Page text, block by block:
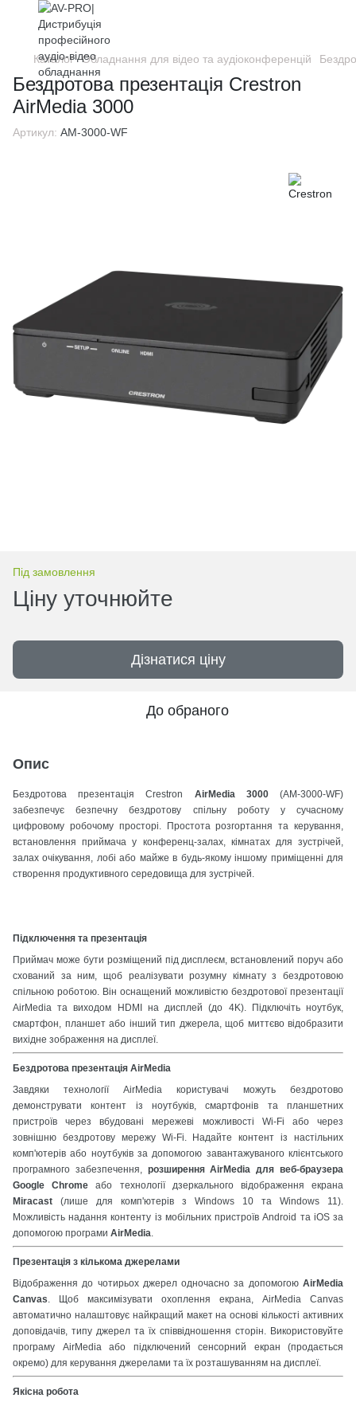
Каталог Обладнання для відео та аудіоконференцій
Бездротова презентація Crestron
AirMedia 3000
Артикул: AM-3000-WF
Під замовлення
Ціну уточнюйте
Дізнатися ціну
До обраного
Опис
Бездротова презентація Crestron AirMedia 3000(AM-3000-WF)
забезпечує безпечну бездротову спільну роботу у сучасному
цифровому робочому просторі. Простота розгортання та керування,
встановлення приймача у конференц-залах, кімнатах для зустрічей,
залах очікування, лобі або майже в будь-якому іншому приміщенні для
створення продуктивного середовища для зустрічей.
Підключення та презентація
Приймач може бути розміщений під дисплеєм, встановлений поруч або
схований за ним, щоб реалізувати розумну кімнату з бездротовою
спільною роботою. Він оснащений можливістю бездротової презентації
AirMedia та виходом HDMI на дисплей (до 4K). Підключіть ноутбук,
смартфон, планшет або інший тип джерела, щоб миттєво відобразити
вихідне зображення на дисплеї.
Бездротова презентація AirMedia
Завдяки технології AirMedia користувачі можуть бездротово
демонструвати контент із ноутбуків, смартфонів та планшетних
пристроїв через вбудовані мережеві можливості Wi-Fi або через
зовнішню бездротову мережу Wi-Fi. Надайте контент із настільних
комп'ютерів або ноутбуків за допомогою завантажуваного клієнтського
програмного забезпечення, розширення AirMedia для веб-браузера
Google Chrome або технології дзеркального відображення екрана
Miracast (лише для комп'ютерів з Windows 10 та Windows 11).
Можливість надання контенту із мобільних пристроїв Android та iOS за
допомогою програми AirMedia.
Презентація з кількома джерелами
Відображення до чотирьох джерел одночасно за допомогою AirMedia
Canvas. Щоб максимізувати охоплення екрана, AirMedia Canvas
автоматично налаштовує найкращий макет на основі кількості активних
доповідачів, типу джерел та їх співвідношення сторін. Використовуйте
програму AirMedia або підключений сенсорний екран (продається
окремо) для керування джерелами та їх розташуванням на дисплеї.
Якісна робота